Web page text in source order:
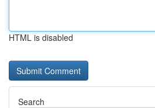
HTML is disabled
Search